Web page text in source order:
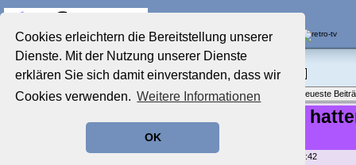
Cookies erleichtern die Bereitstellung unserer
Dienste. Mit der Nutzung unserer Dienste
erklären Sie sich damit einverstanden, dass wir
Cookies verwenden. Weitere Informationen
OK
Startseite
Aktuelles Forum
Film-Forum
Zeichentrick-Forum
Film-Forum
Filme im Kino, Fernsehen & auf DVD
Themenübersicht • Neues Thema Neueste
Re: Welche Filme
Free-TV?
geschrieben von: , 15.04.25 20:42